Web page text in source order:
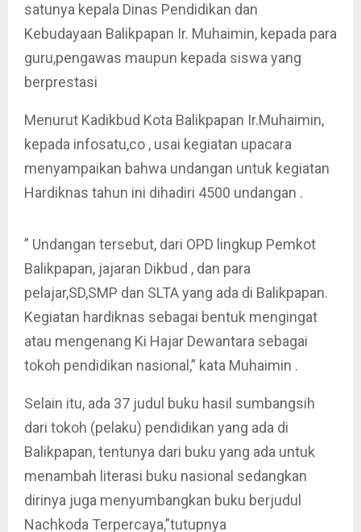
satunya kepala Dinas Pendidikan dan
Kebudayaan Balikpapan Ir. Muhaimin, kepada para
guru,pengawas maupun kepada siswa yang
berprestasi
Menurut Kadikbud Kota Balikpapan Ir.Muhaimin,
kepada infosatu,co , usai kegiatan upacara
menyampaikan bahwa undangan untuk kegiatan
Hardiknas tahun ini dihadiri 4500 undangan .
” Undangan tersebut, dari OPD lingkup Pemkot
Balikpapan, jajaran Dikbud , dan para
pelajar,SD,SMP dan SLTA yang ada di Balikpapan.
Kegiatan hardiknas sebagai bentuk mengingat
atau mengenang Ki Hajar Dewantara sebagai
tokoh pendidikan nasional,” kata Muhaimin .
Selain itu, ada 37 judul buku hasil sumbangsih
dari tokoh (pelaku) pendidikan yang ada di
Balikpapan, tentunya dari buku yang ada untuk
menambah literasi buku nasional sedangkan
dirinya juga menyumbangkan buku berjudul
Nachkoda Terpercaya,”tutupnya